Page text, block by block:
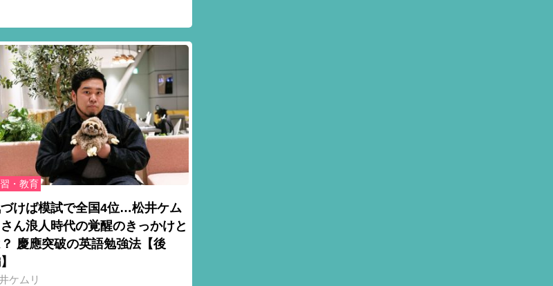
・教育
けば模試で全国4位…松井ケム
さん浪人時代の覚醒のきっかけと
慶應突破の英語勉強法【後
ケムリ